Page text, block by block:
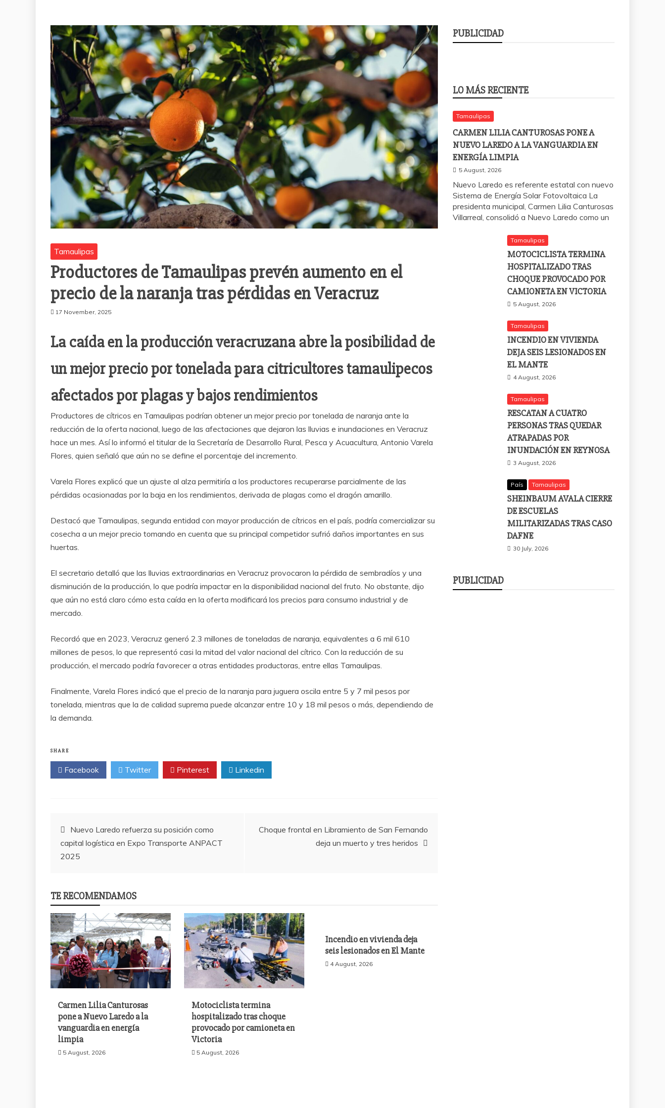
Tamaulipas
Productores de Tamaulipas prevén aumento en el
precio de la naranja tras pérdidas en Veracruz
17 November, 2025
La caída en la producción veracruzana abre la posibilidad de
un mejor precio por tonelada para citricultores tamaulipecos
afectados por plagas y bajos rendimientos
Productores de cítricos en Tamaulipas podrían obtener un mejor precio por tonelada de naranja ante la
reducción de la oferta nacional, luego de las afectaciones que dejaron las lluvias e inundaciones en Veracruz
hace un mes. Así lo informó el titular de la Secretaría de Desarrollo Rural, Pesca y Acuacultura, Antonio Varela
Flores, quien señaló que aún no se define el porcentaje del incremento.
Varela Flores explicó que un ajuste al alza permitiría a los productores recuperarse parcialmente de las
pérdidas ocasionadas por la baja en los rendimientos, derivada de plagas como el dragón amarillo.
Destacó que Tamaulipas, segunda entidad con mayor producción de cítricos en el país, podría comercializar su
cosecha a un mejor precio tomando en cuenta que su principal competidor sufrió daños importantes en sus
huertas.
El secretario detalló que las lluvias extraordinarias en Veracruz provocaron la pérdida de sembradíos y una
disminución de la producción, lo que podría impactar en la disponibilidad nacional del fruto. No obstante, dijo
que aún no está claro cómo esta caída en la oferta modificará los precios para consumo industrial y de
mercado.
Recordó que en 2023, Veracruz generó 2.3 millones de toneladas de naranja, equivalentes a 6 mil 610
millones de pesos, lo que representó casi la mitad del valor nacional del cítrico. Con la reducción de su
producción, el mercado podría favorecer a otras entidades productoras, entre ellas Tamaulipas.
Finalmente, Varela Flores indicó que el precio de la naranja para juguera oscila entre 5 y 7 mil pesos por
tonelada, mientras que la de calidad suprema puede alcanzar entre 10 y 18 mil pesos o más, dependiendo de
la demanda.
SHARE
Facebook Twitter Pinterest Linkedin
Post
navigation
Nuevo Laredo refuerza su posición como
capital logística en Expo Transporte ANPACT
2025
Choque frontal en Libramiento de San Fernando
deja un muerto y tres heridos
TE RECOMENDAMOS
Carmen Lilia Canturosas
pone a Nuevo Laredo a la
vanguardia en energía
limpia
5 August, 2026
Motociclista termina
hospitalizado tras choque
provocado por camioneta en
Victoria
5 August, 2026
Incendio en vivienda deja
seis lesionados en El Mante
4 August, 2026
PUBLICIDAD
LO MÁS RECIENTE
Tamaulipas
CARMEN LILIA CANTUROSAS PONE A
NUEVO LAREDO A LA VANGUARDIA EN
ENERGÍA LIMPIA
5 August, 2026
Nuevo Laredo es referente estatal con nuevo
Sistema de Energía Solar Fotovoltaica La
presidenta municipal, Carmen Lilia Canturosas
Villarreal, consolidó a Nuevo Laredo como un
Tamaulipas
MOTOCICLISTA TERMINA
HOSPITALIZADO TRAS
CHOQUE PROVOCADO POR
CAMIONETA EN VICTORIA
5 August, 2026
Tamaulipas
INCENDIO EN VIVIENDA
DEJA SEIS LESIONADOS EN
EL MANTE
4 August, 2026
Tamaulipas
RESCATAN A CUATRO
PERSONAS TRAS QUEDAR
ATRAPADAS POR
INUNDACIÓN EN REYNOSA
3 August, 2026
País Tamaulipas
SHEINBAUM AVALA CIERRE
DE ESCUELAS
MILITARIZADAS TRAS CASO
DAFNE
30 July, 2026
PUBLICIDAD